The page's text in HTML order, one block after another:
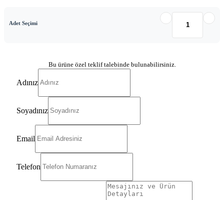
Adet Seçimi
Bu ürüne özel teklif talebinde bulunabilirsiniz.
Adınız
Soyadınız
Email
Telefon